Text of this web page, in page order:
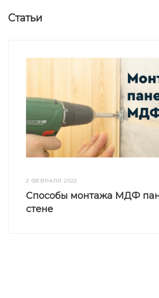
Статьи
2 ФЕВРАЛЯ 2022
Способы монтажа МДФ
стене